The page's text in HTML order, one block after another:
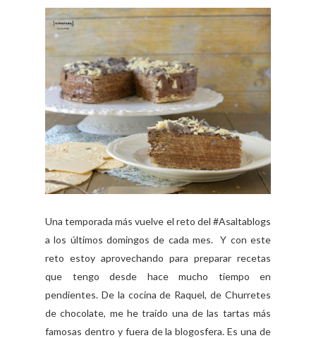
Una temporada más vuelve el reto del #Asaltablogs
a los últimos domingos de cada mes. Y con este
reto estoy aprovechando para preparar recetas
que tengo desde hace mucho tiempo en
pendientes. De la cocina de Raquel, de Churretes
de chocolate, me he traído una de las tartas más
famosas dentro y fuera de la blogosfera. Es una de